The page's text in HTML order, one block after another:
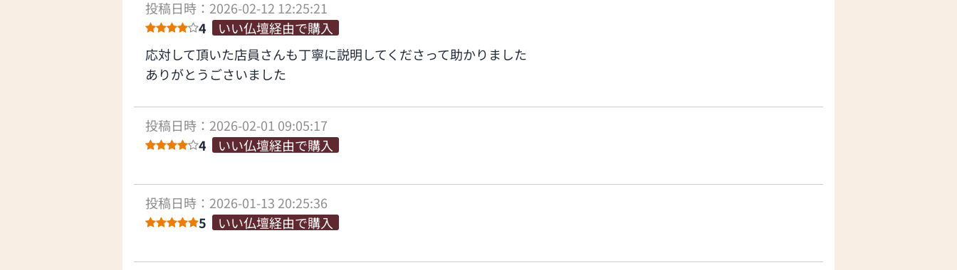
投稿日時：2026-02-12 12:25:21
4
いい仏壇経由で購入
応対して頂いた店員さんも丁寧に説明してくださって助かりました
ありがとうごさいました
投稿日時：2026-02-01 09:05:17
4
いい仏壇経由で購入
投稿日時：2026-01-13 20:25:36
5
いい仏壇経由で購入